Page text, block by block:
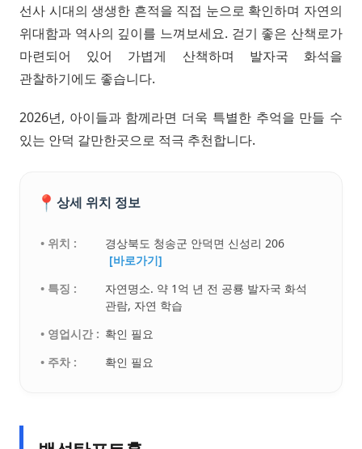
선사 시대의 생생한 흔적을 직접 눈으로 확인하며 자연의
위대함과 역사의 깊이를 느껴보세요. 걷기 좋은 산책로가
마련되어 있어 가볍게 산책하며 발자국 화석을
관찰하기에도 좋습니다.
2026년, 아이들과 함께라면 더욱 특별한 추억을 만들 수
있는 안덕 갈만한곳으로 적극 추천합니다.
📍 상세 위치 정보
• 위치 :
경상북도 청송군 안덕면 신성리 206
[바로가기]
• 특징 :
자연명소. 약 1억 년 전 공룡 발자국 화석
관람, 자연 학습
• 영업시간 : 확인 필요
• 주차 :
확인 필요